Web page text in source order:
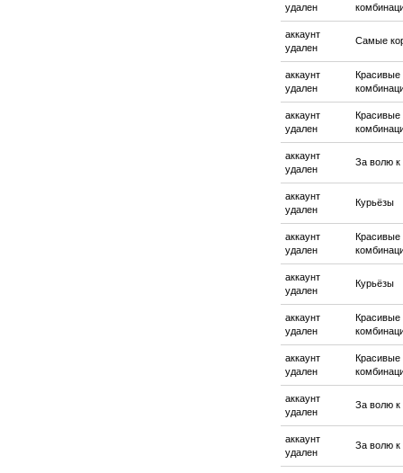
удален
аккаунт
удален
Самые
аккаунт
удален
Красивые
аккаунт
удален
Красивые
аккаунт
удален
За волю к
аккаунт
удален
Курьёзы
аккаунт
удален
Красивые
аккаунт
удален
Курьёзы
аккаунт
удален
Красивые
аккаунт
удален
Красивые
аккаунт
удален
За волю к
аккаунт
удален
За волю к